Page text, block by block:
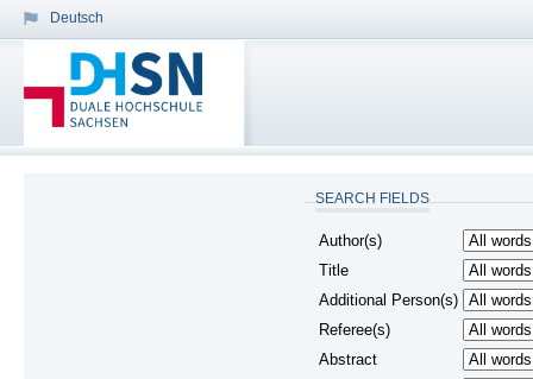
Deutsch
SEARCH FIELDS
Author(s)
Title
Additional Person(s)
Referee(s)
Abstract